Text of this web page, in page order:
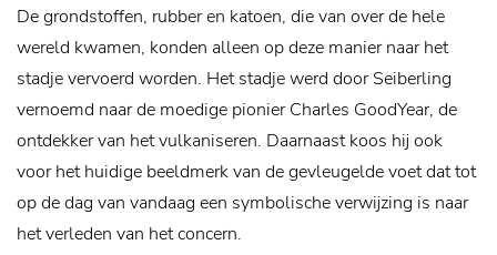
De grondstoffen, rubber en katoen, die van over de hele
wereld kwamen, konden alleen op deze manier naar het
stadje vervoerd worden. Het stadje werd door Seiberling
vernoemd naar de moedige pionier Charles GoodYear, de
ontdekker van het vulkaniseren. Daarnaast koos hij ook
voor het huidige beeldmerk van de gevleugelde voet dat tot
op de dag van vandaag een symbolische verwijzing is naar
het verleden van het concern.